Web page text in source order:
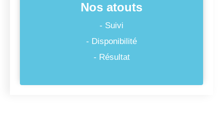
Nos atouts
- Suivi
- Disponibilité
- Résultat